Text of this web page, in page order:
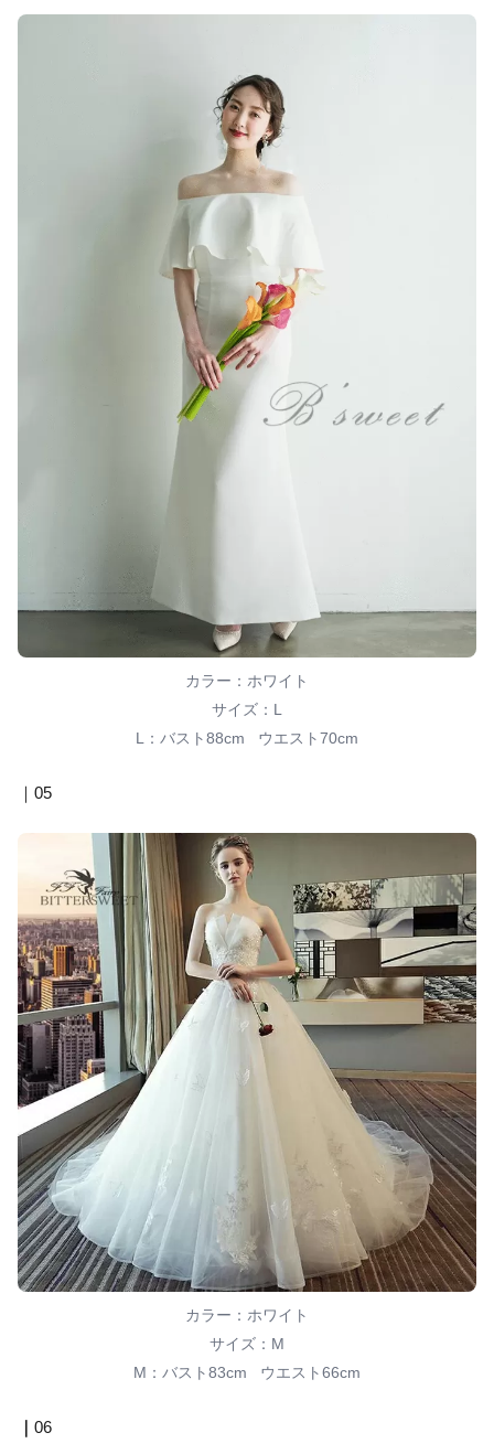
カラー：ホワイト
サイズ：L
L：バスト88cm ウエスト70cm
｜05
カラー：ホワイト
サイズ：M
M：バスト83cm ウエスト66cm
｜ 06